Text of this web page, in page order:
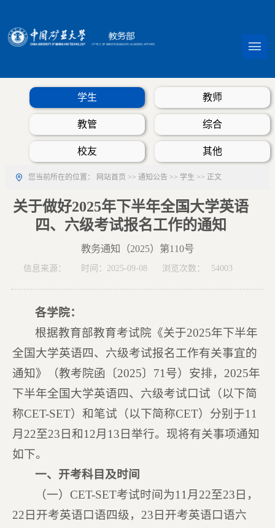
学生 教师
教管 综合
校友 其他
您当前所在的位置： 网站首页 >> 通知公告 >> 学生 >> 正文
关于做好2025年下半年全国大学英语
四、六级考试报名工作的通知
教务通知（2025）第110号
信息来源： 时间：2025-09-08 浏览次数： 54003
各学院：
根据教育部教育考试院《关于2025年下半年
全国大学英语四、六级考试报名工作有关事宜的
通知》（教考院函〔2025〕71号）安排，2025年
下半年全国大学英语四、六级考试口试（以下简
称CET-SET）和笔试（以下简称CET）分别于11
月22至23日和12月13日举行。现将有关事项通知
如下。
一、开考科目及时间
（一）CET-SET考试时间为11月22至23日，
22日开考英语口语四级，23日开考英语口语六